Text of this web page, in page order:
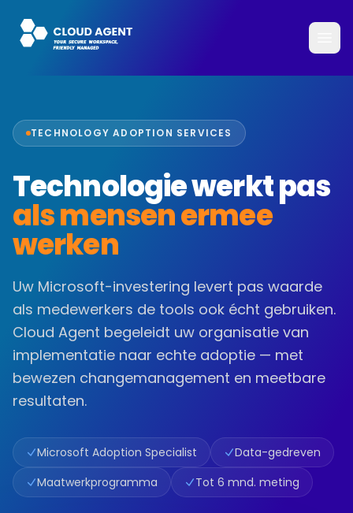
TECHNOLOGY ADOPTION SERVICES
Technologie werkt pas
als mensen ermee
werken
Uw Microsoft-investering levert pas waarde
als medewerkers de tools ook écht gebruiken.
Cloud Agent begeleidt uw organisatie van
implementatie naar echte adoptie — met
bewezen changemanagement en meetbare
resultaten.
Microsoft Adoption Specialist
Data-gedreven
Maatwerkprogramma
Tot 6 mnd. meting